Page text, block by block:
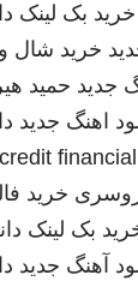
خرید بک لینک
خرید شال
جدید حمید
اهنگ جدید
financial
خرید
بک لینک
آهنگ جدید